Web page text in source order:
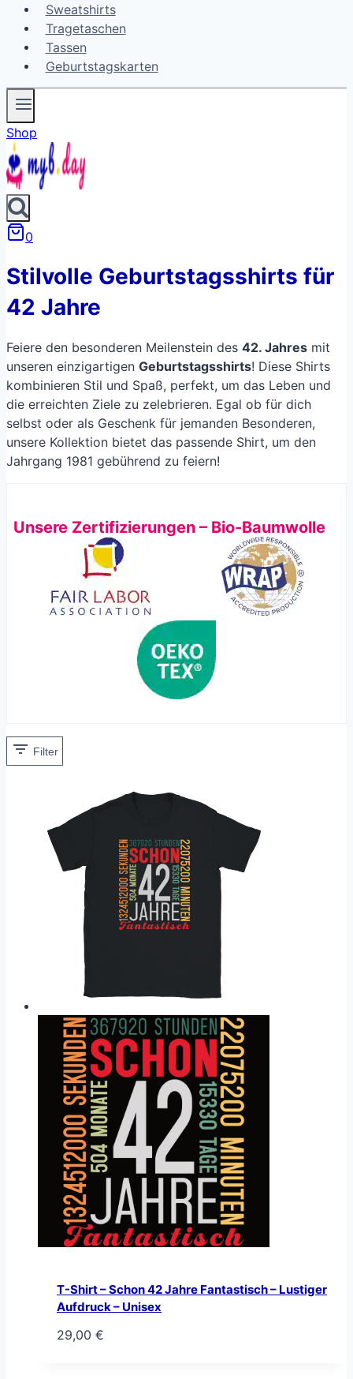
Sweatshirts
Tragetaschen
Tassen
Geburtstagskarten
Shop
0
Stilvolle Geburtstagsshirts für
42 Jahre
Feiere den besonderen Meilenstein des 42. Jahres mit
unseren einzigartigen Geburtstagsshirts! Diese Shirts
kombinieren Stil und Spaß, perfekt, um das Leben und
die erreichten Ziele zu zelebrieren. Egal ob für dich
selbst oder als Geschenk für jemanden Besonderen,
unsere Kollektion bietet das passende Shirt, um den
Jahrgang 1981 gebührend zu feiern!
Unsere Zertifizierungen – Bio-Baumwolle
Filter
T-Shirt – Schon 42 Jahre Fantastisch – Lustiger
Aufdruck – Unisex
29,00 €